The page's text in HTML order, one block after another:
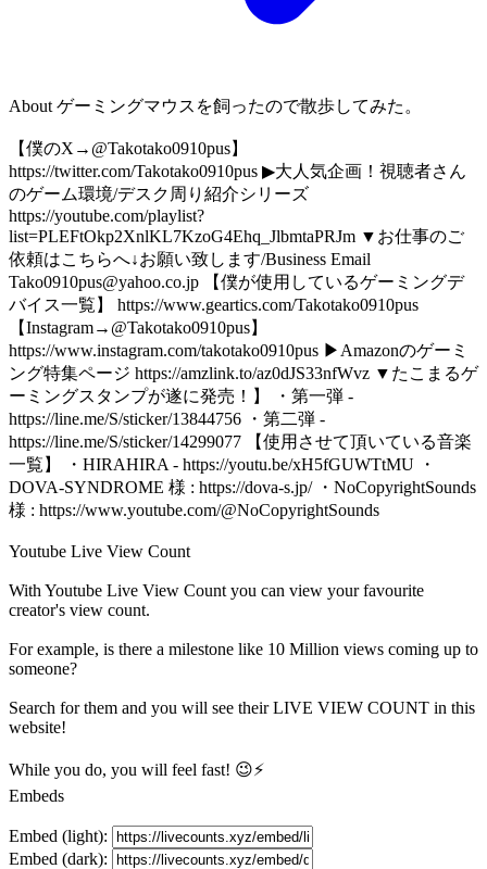
About ゲーミングマウスを飼ったので散歩してみた。
【僕のX→@Takotako0910pus】
https://twitter.com/Takotako0910pus ▶大人気企画！視聴者さん
のゲーム環境/デスク周り紹介シリーズ
https://youtube.com/playlist?
list=PLEFtOkp2XnlKL7KzoG4Ehq_JlbmtaPRJm ▼お仕事のご
依頼はこちらへ↓お願い致します/Business Email
Tako0910pus@yahoo.co.jp 【僕が使用しているゲーミングデ
バイス一覧】 https://www.geartics.com/Takotako0910pus
【Instagram→@Takotako0910pus】
https://www.instagram.com/takotako0910pus ▶Amazonのゲーミ
ング特集ページ https://amzlink.to/az0dJS33nfWvz ▼たこまるゲ
ーミングスタンプが遂に発売！】 ・第一弾 -
https://line.me/S/sticker/13844756 ・第二弾 -
https://line.me/S/sticker/14299077 【使用させて頂いている音楽
一覧】 ・HIRAHIRA - https://youtu.be/xH5fGUWTtMU ・
DOVA-SYNDROME 様 : https://dova-s.jp/ ・NoCopyrightSounds
様 : https://www.youtube.com/@NoCopyrightSounds
Youtube Live View Count
With Youtube Live View Count you can view your favourite
creator's view count.
For example, is there a milestone like 10 Million views coming up to
someone?
Search for them and you will see their LIVE VIEW COUNT in this
website!
While you do, you will feel fast! 😉⚡
Embeds
Embed (light):
Embed (dark):